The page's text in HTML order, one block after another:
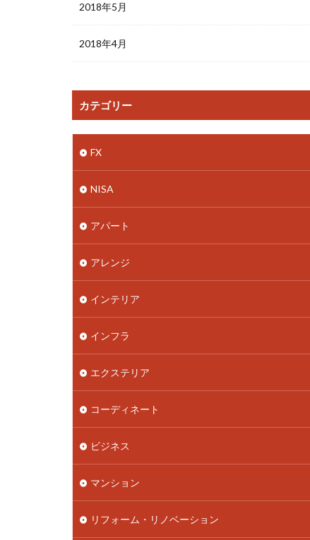
2018年5月
2018年4月
カテゴリー
FX
NISA
アパート
アレンジ
インテリア
インフラ
エクステリア
コーディネート
ビジネス
マンション
リフォーム・リノベーション